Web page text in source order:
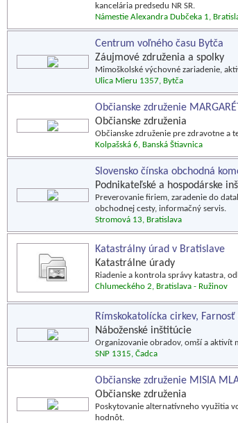
kancelária predsedu NR SR.
Námestie Alexandra Dubčeka 1,
Centrum voľného času Bytča
Záujmové združenia a spolky
Mimoškolské výchovné zariadenie,
Ulica Mieru 1357, Bytča
Občianske združenie
Občianske združenia
Občianske združenie pre zdravotne a
Kolpašská 6, Banská Štiavnica
Slovensko čínska obchodná
Podnikateľské a hospodárske
Preverovanie firiem, zaradenie do
obchodnej cesty, informačný servis.
Stromová 13, Bratislava
Katastrálny úrad v Bratislave
Katastrálne úrady
Riadenie a kontrola správy katastra,
Chlumeckého 2, Bratislava - Ružinov
Rímskokatolícka cirkev,
Náboženské inštitúcie
Organizovanie obradov, omší a aktivít
SNP 1315, Čadca
Občianske združenie MISIA
Občianske združenia
Poskytovanie alternatívneho využitia
hodnôt.